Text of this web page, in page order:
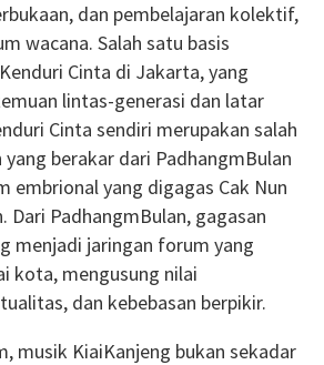
dan pembelajaran kolektif,
wacana. Salah satu basis
Cinta di Jakarta, yang
lintas-generasi dan latar
Cinta sendiri merupakan salah
berakar dari PadhangmBulan
yang digagas Cak Nun
Dari PadhangmBulan, gagasan
menjadi jaringan forum yang
kota, mengusung nilai
dan kebebasan berpikir.
musik KiaiKanjeng bukan sekadar